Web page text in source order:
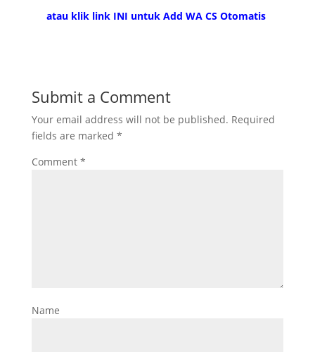
atau klik link INI untuk Add WA CS Otomatis
Submit a Comment
Your email address will not be published. Required
fields are marked *
Comment *
Name